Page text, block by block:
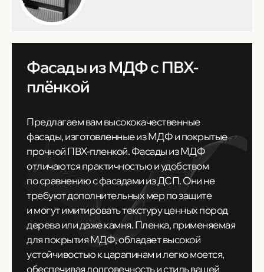
Фасады из МДФ с ПВХ-
плёнкой
Предлагаем вам высококачественные
фасады, изготовленные из МДФ и покрытые
прочной ПВХ-пленкой. Фасады из МДФ
отличаются практичностью и удобством
по сравнению с фасадами из ДСП. Они не
требуют дополнительных мер по защите
и могут имитировать текстуру ценных пород
дерева или даже камня. Пленка, применяемая
для покрытия МДФ, обладает высокой
устойчивостью к царапинам и легко моется,
обеспечивая долговечность и стиль вашей